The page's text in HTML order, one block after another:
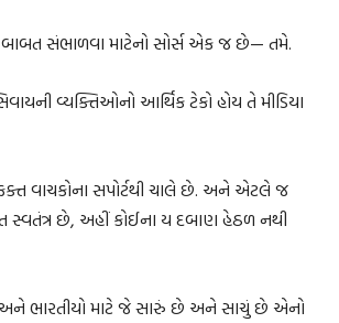
બાબત સંભાળવા માટેનો સોર્સ એક જ છે— તમે.
વ્યક્તિઓનો આર્થિક ટેકો હોય તે મીડિયા
ફક્ત વાચકોના સપોર્ટથી ચાલે છે. અને એટલે જ
સ્વતંત્ર છે, અહીં કોઈના ય દબાણ હેઠળ નથી
અને ભારતીયો માટે જે સારું છે અને સાચું છે એનો